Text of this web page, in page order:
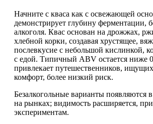
Начните с кваса как с освежающей
демонстрирует глубину ферментации,
алкоголя. Квас основан на дрожжах,
хлебной корки, создавая хрустящее,
послевкусие с небольшой кислинкой,
с едой. Типичный ABV остается ниже
привлекает путешественников,
комфорт, более низкий риск.
Безалкогольные варианты появляются
на рынках; видимость расширяется,
экспериментам.